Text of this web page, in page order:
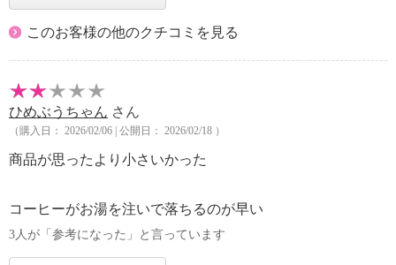
このお客様の他のクチコミを見る
ひめぶうちゃん さん
（購入日： 2026/02/06 | 公開日： 2026/02/18 ）
商品が思ったより小さいかった
コーヒーがお湯を注いで落ちるのが早い
3人が「参考になった」と言っています